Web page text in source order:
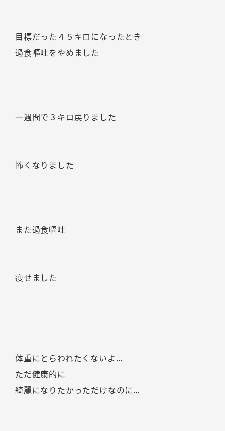
目標だった４５キロになったとき
過食嘔吐をやめました
一週間で３キロ戻りました
怖くなりました
また過食嘔吐
痩せました
体重にとらわれたくないよ…
ただ健康的に
綺麗になりたかっただけなのに…